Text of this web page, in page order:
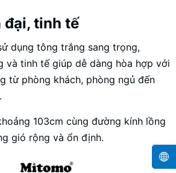
đại, tinh tế
dụng tông trắng sang trọng,
và tinh tế giúp dễ dàng hòa hợp với
từ phòng khách, phòng ngủ đến
103cm cùng đường kính lồng
gió rộng và ổn định.